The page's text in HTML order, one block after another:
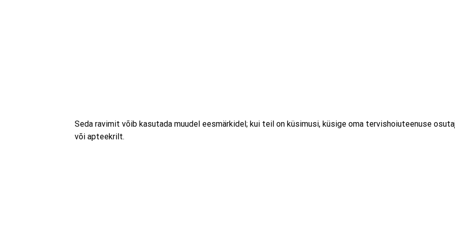
Seda ravimit võib kasutada muudel eesmärkidel; kui teil on küsimusi, küsige oma tervishoiuteenuse
või apteekrilt.